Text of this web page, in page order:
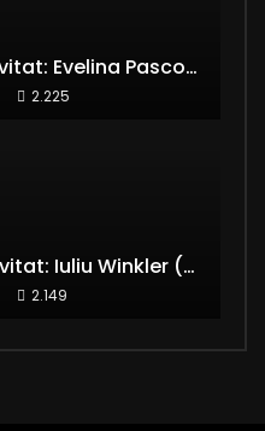
INTERES LOCAL – invitat: Evelina Pasconi – Vicepreședinte Asociația Casa Divină
2.225
SPUNE CE CREZI | Invitat: Iuliu Winkler (europarlamentar UDMR – Grupul PPE)
2.149